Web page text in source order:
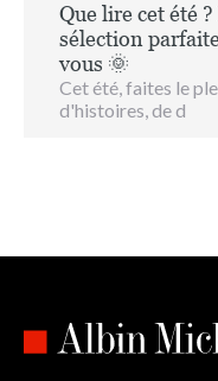
Que lire cet été
sélection
vous 🌞
Cet été, faites le
d'histoires, de d